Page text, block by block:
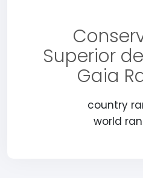
Superior
Gaia
country
world